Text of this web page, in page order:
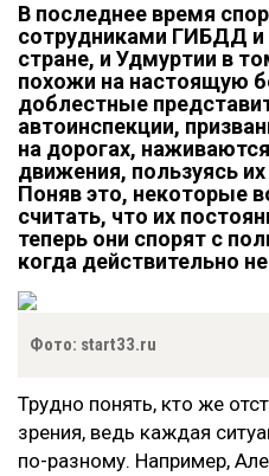
В последнее время
сотрудниками ГИБДД
стране, и Удмуртии в
похожи на настоящую
доблестные
автоинспекции,
на дорогах,
движения, пользуясь
Поняв это, некоторые
считать, что их
теперь они спорят с
когда действительно
Фото: start33.ru
Трудно понять, кто же
зрения, ведь каждая
по-разному. Например,